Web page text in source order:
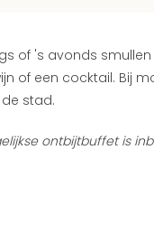
of 's avonds
of een cocktail. Bij
stad.
ontbijtbuffet is